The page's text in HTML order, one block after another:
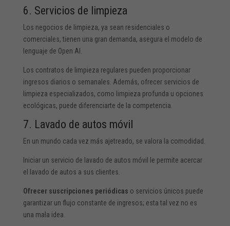
6. Servicios de limpieza
Los negocios de limpieza, ya sean residenciales o
comerciales, tienen una gran demanda, asegura el modelo de
lenguaje de Open AI.
Los contratos de limpieza regulares pueden proporcionar
ingresos diarios o semanales. Además, ofrecer servicios de
limpieza especializados, como limpieza profunda u opciones
ecológicas, puede diferenciarte de la competencia.
7. Lavado de autos móvil
En un mundo cada vez más ajetreado, se valora la comodidad.
Iniciar un servicio de lavado de autos móvil le permite acercar
el lavado de autos a sus clientes.
Ofrecer suscripciones periódicas o servicios únicos puede
garantizar un flujo constante de ingresos; esta tal vez no es
una mala idea.